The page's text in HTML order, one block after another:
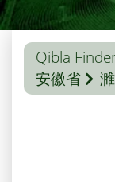
Qibla
安徽省